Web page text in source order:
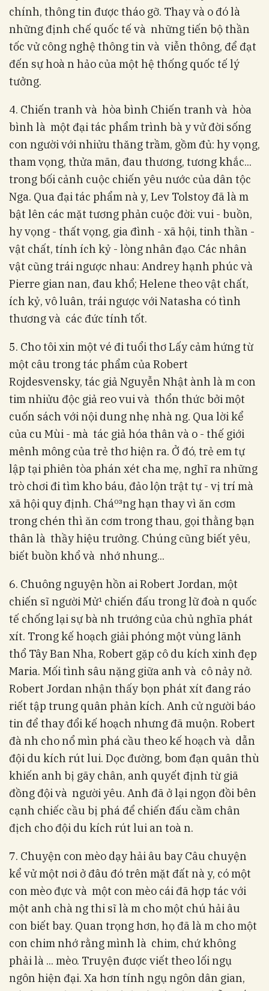
chính, thông tin được tháo gỡ. Thay và o đó là
những định chế quốc tế và những tiến bộ thần
tốc vử công nghệ thông tin và viễn thông, để đạt
đến sự hoà n hảo của một hệ thống quốc tế lý
tưởng.
4. Chiến tranh và hòa bình Chiến tranh và hòa
bình là một đại tác phẩm trình bà y vử đời sống
con người với nhiửu thăng trầm, gồm đủ: hy vọng,
tham vọng, thửa mãn, đau thương, tương khắc...
trong bối cảnh cuộc chiến yêu nước của dân tộc
Nga. Qua đại tác phẩm nà y, Lev Tolstoy đã là m
bật lên các mặt tương phản cuộc đời: vui - buồn,
hy vọng - thất vọng, gia đình - xã hội, tinh thần -
vật chất, tính ích kỷ - lòng nhân đạo. Các nhân
vật cũng trái ngược nhau: Andrey hạnh phúc và
Pierre gian nan, đau khổ; Helene theo vật chất,
ích kỷ, vô luân, trái ngược với Natasha có tình
thương và các đức tính tốt.
5. Cho tôi xin một vé đi tuổi thơ Lấy cảm hứng từ
một câu trong tác phẩm của Robert
Rojdesvensky, tác giả Nguyễn Nhật ành là m con
tim nhiửu độc giả reo vui và thổn thức bởi một
cuốn sách với nội dung nhẹ nhà ng. Qua lời kể
của cu Mùi - mà tác giả hóa thân và o - thế giới
mênh mông của trẻ thơ hiện ra. Ở đó, trẻ em tự
lập tại phiên tòa phán xét cha mẹ, nghĩ ra những
trò chơi đi tìm kho báu, đảo lộn trật tự - vị trí mà
xã hội quy định. Cháº³ng hạn thay vì ăn cơm
trong chén thì ăn cơm trong thau, gọi thằng bạn
thân là thầy hiệu trưởng. Chúng cũng biết yêu,
biết buồn khổ và nhớ nhung...
6. Chuông nguyện hồn ai Robert Jordan, một
chiến sĩ người Mử¹ chiến đấu trong lữ đoà n quốc
tế chống lại sự bà nh trướng của chủ nghĩa phát
xít. Trong kế hoạch giải phóng một vùng lãnh
thổ Tây Ban Nha, Robert gặp cô du kích xinh đẹp
Maria. Mối tình sâu nặng giữa anh và cô nảy nở.
Robert Jordan nhận thấy bọn phát xít đang ráo
riết tập trung quân phản kích. Anh cử­ người báo
tin để thay đổi kế hoạch nhưng đã muộn. Robert
đà nh cho nổ mìn phá cầu theo kế hoạch và dẫn
đội du kích rút lui. Dọc đường, bom đạn quân thù
khiến anh bị gãy chân, anh quyết định từ giã
đồng đội và người yêu. Anh đã ở lại ngọn đồi bên
cạnh chiếc cầu bị phá để chiến đấu cầm chân
địch cho đội du kích rút lui an toà n.
7. Chuyện con mèo dạy hải âu bay Câu chuyện
kể vử một nơi ở đâu đó trên mặt đất nà y, có một
con mèo đực và một con mèo cái đã hợp tác với
một anh chà ng thi sĩ là m cho một chú hải âu
con biết bay. Quan trọng hơn, họ đã là m cho một
con chim nhớ rằng mình là chim, chứ không
phải là ... mèo. Truyện được viết theo lối ngụ
ngôn hiện đại. Xa hơn tính ngụ ngôn dân gian,